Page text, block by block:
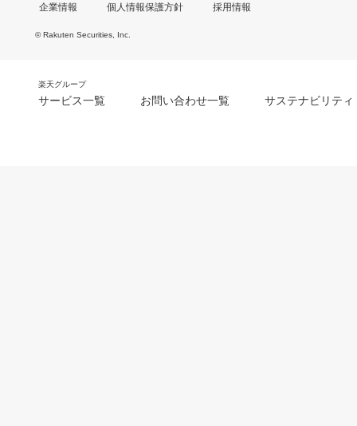
企業情報 個人情報保護方針 採用情報
© Rakuten Securities, Inc.
楽天グループ
サービス一覧 お問い合わせ一覧 サステナビリティ